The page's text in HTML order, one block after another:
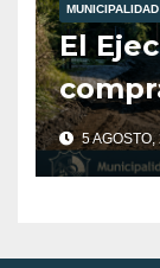
El
2025.
5 AGOSTO,